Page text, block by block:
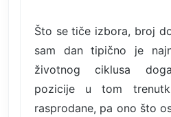
Što se tiče izbora, broj
sam dan tipično je
životnog ciklusa
pozicije u tom
rasprodane, pa ono što